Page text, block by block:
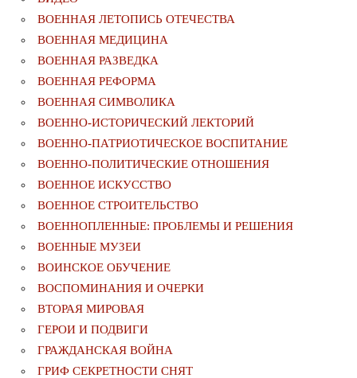
ВОЕННАЯ ЛЕТОПИСЬ ОТЕЧЕСТВА
ВОЕННАЯ МЕДИЦИНА
ВОЕННАЯ РАЗВЕДКА
ВОЕННАЯ РЕФОРМА
ВОЕННАЯ СИМВОЛИКА
ВОЕННО-ИСТОРИЧЕСКИЙ ЛЕКТОРИЙ
ВОЕННО-ПАТРИОТИЧЕСКОЕ ВОСПИТАНИЕ
ВОЕННО-ПОЛИТИЧЕСКИE ОТНОШЕНИЯ
ВОЕННОЕ ИСКУССТВО
ВОЕННОЕ СТРОИТЕЛЬСТВО
ВОЕННОПЛЕННЫЕ: ПРОБЛЕМЫ И РЕШЕНИЯ
ВОЕННЫЕ МУЗЕИ
ВОИНСКОЕ ОБУЧЕНИЕ
ВОСПОМИНАНИЯ И ОЧЕРКИ
ВТОРАЯ МИРОВАЯ
ГЕРОИ И ПОДВИГИ
ГРАЖДАНСКАЯ ВОЙНА
ГРИФ СЕКРЕТНОСТИ СНЯТ